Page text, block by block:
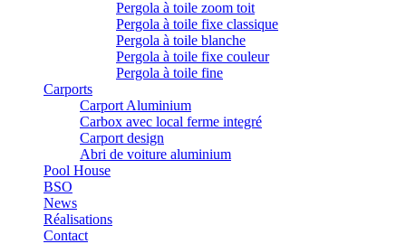
Pergola à toile zoom toit
Pergola à toile fixe classique
Pergola à toile blanche
Pergola à toile fixe couleur
Pergola à toile fine
Carports
Carport Aluminium
Carbox avec local ferme integré
Carport design
Abri de voiture aluminium
Pool House
BSO
News
Réalisations
Contact